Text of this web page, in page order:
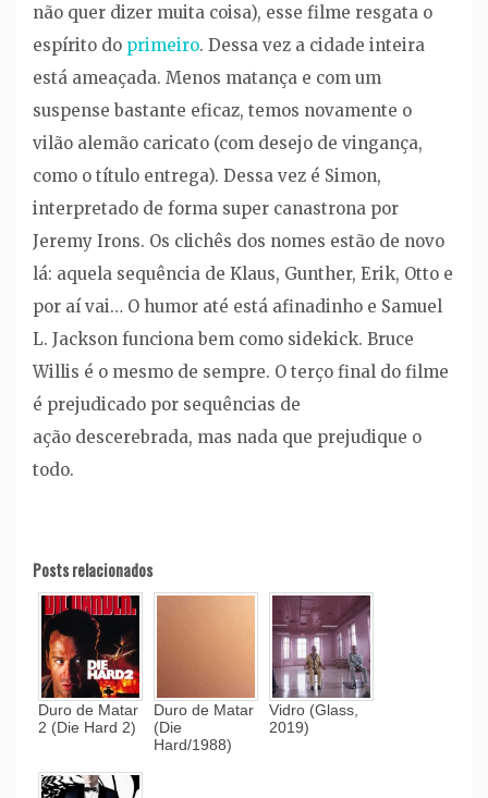
não quer dizer muita coisa), esse filme resgata o
espírito do primeiro. Dessa vez a cidade inteira
está ameaçada. Menos matança e com um
suspense bastante eficaz, temos novamente o
vilão alemão caricato (com desejo de vingança,
como o título entrega). Dessa vez é Simon,
interpretado de forma super canastrona por
Jeremy Irons. Os clichês dos nomes estão de novo
lá: aquela sequência de Klaus, Gunther, Erik, Otto e
por aí vai… O humor até está afinadinho e Samuel
L. Jackson funciona bem como sidekick. Bruce
Willis é o mesmo de sempre. O terço final do filme
é prejudicado por sequências de
ação descerebrada, mas nada que prejudique o
todo.
Posts relacionados
Duro de Matar
2 (Die Hard 2)
Duro de Matar
(Die
Hard/1988)
Vidro (Glass,
2019)